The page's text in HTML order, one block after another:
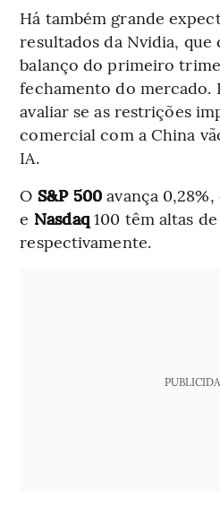
Há também grande
resultados da Nvidia, que
balanço do primeiro
fechamento do mercado.
avaliar se as restrições
comercial com a China
IA.
O S&P 500 avança
e Nasdaq 100 têm altas
respectivamente.